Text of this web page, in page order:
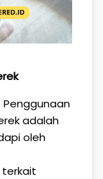
Penggunaan
adalah
oleh
terkait